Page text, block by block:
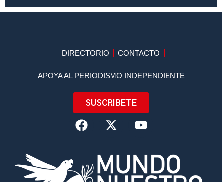
DIRECTORIO CONTACTO
APOYA AL PERIODISMO INDEPENDIENTE
SUSCRIBETE